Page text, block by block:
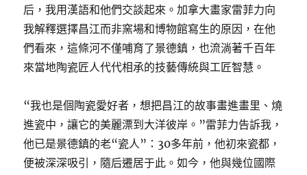
后，我用漢語和他們交談起來。加拿大畫家雷菲力向
我解釋選擇昌江而非窯場和博物館寫生的原因，在他
們看來，這條河不僅哺育了景德鎮，也流淌著千百年
來當地陶瓷匠人代代相承的技藝傳統與工匠智慧。
“我也是個陶瓷愛好者，想把昌江的故事畫進畫里、燒
進瓷中，讓它的美麗漂到大洋彼岸。”雷菲力告訴我，
他已是景德鎮的老“瓷人”：30多年前，他初來瓷都，
便被深深吸引，隨后遷居于此。如今，他與幾位國際